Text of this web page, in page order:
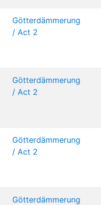
Götterdämmerung
/ Act 2
Götterdämmerung
/ Act 2
Götterdämmerung
/ Act 2
Götterdämmerung